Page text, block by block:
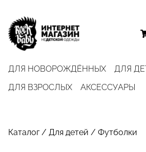
ДЛЯ НОВОРОЖДЁННЫХ
ДЛЯ
ДЛЯ ВЗРОСЛЫХ
АКСЕССУАРЫ
Каталог/ Для детей / Футболки